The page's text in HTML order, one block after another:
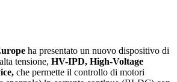
ha presentato un nuovo dispositivo di
tensione, HV-IPD, High-Voltage
che permette il controllo di motori